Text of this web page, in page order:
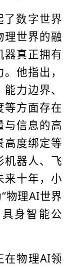
了数字世界
理世界的融
器真正拥有
他指出，
力边界、
等方面存在
与信息的高
高度绑定等
机器人、飞
来十年，小
物理AI世界
身智能公
在物理AI领